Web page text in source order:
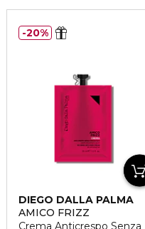
DIEGO DALLA PALMA
AMICO FRIZZ
20%